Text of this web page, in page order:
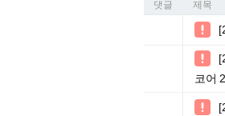
댓글 제목


코어
